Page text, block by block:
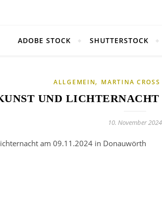
ADOBE STOCK SHUTTERSTOCK
ALLGEMEIN, MARTINA CROSS
UND LICHTERNACHT
10. November 2024
am 09.11.2024 in Donauwörth